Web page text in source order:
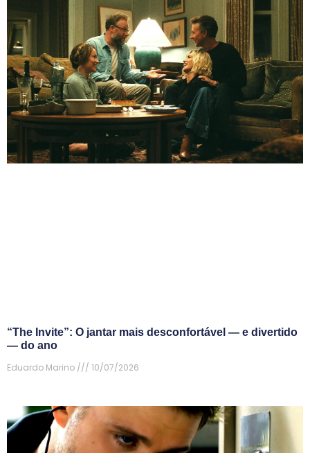
“The Invite”: O jantar mais desconfortável — e divertido
— do ano
Eduardo Marino
10/07/2026